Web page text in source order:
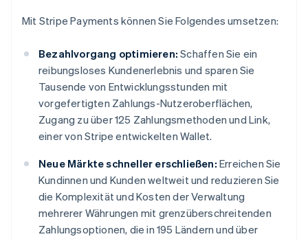
Mit Stripe Payments können Sie Folgendes umsetzen:
Bezahlvorgang optimieren: Schaffen Sie ein
reibungsloses Kundenerlebnis und sparen Sie
Tausende von Entwicklungsstunden mit
vorgefertigten Zahlungs-Nutzeroberflächen,
Zugang zu über 125 Zahlungsmethoden und Link,
einer von Stripe entwickelten Wallet.
Neue Märkte schneller erschließen: Erreichen Sie
Kundinnen und Kunden weltweit und reduzieren Sie
die Komplexität und Kosten der Verwaltung
mehrerer Währungen mit grenzüberschreitenden
Zahlungsoptionen, die in 195 Ländern und über